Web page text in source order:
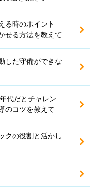
る時のポイント
せる方法を教えて
した守備ができな
代だとチャレン
のコツを教えて
クの役割と活かし